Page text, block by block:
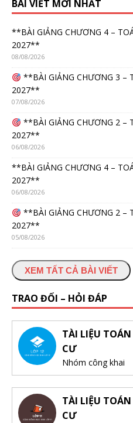
BÀI VIẾT MỚI NHẤT
**BÀI GIẢNG CHƯƠNG 4 –
2027**
08/08/2026
**BÀI GIẢNG CHƯƠNG 3 –
2027**
07/08/2026
**BÀI GIẢNG CHƯƠNG 2 –
2027**
06/08/2026
**BÀI GIẢNG CHƯƠNG 4 –
2027**
06/08/2026
**BÀI GIẢNG CHƯƠNG 2 –
2027**
05/08/2026
XEM TẤT CẢ BÀI VIẾT
TRAO ĐỔI – HỎI ĐÁP
TÀI LIỆU
CƯ
Nhóm công khai
TÀI LIỆU
CƯ